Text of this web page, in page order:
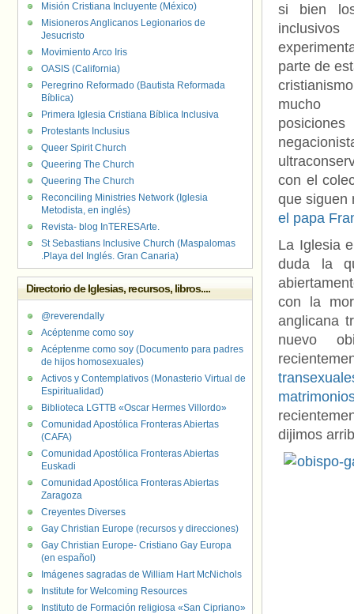
si bien
parte de
posiciones
con el
que siguen
el papa
La Iglesia
duda la
con la
anglicana
nuevo
dijimos
Misión Cristiana Incluyente (México)
Misioneros Anglicanos Legionarios de
Jesucristo
Movimiento Arco Iris
OASIS (California)
Peregrino Reformado (Bautista Reformada
Bíblica)
Primera Iglesia Cristiana Bíblica Inclusiva
Protestants Inclusius
Queer Spirit Church
Queering The Church
Queering The Church
Reconciling Ministries Network (Iglesia
Metodista, en inglés)
Revista- blog InTERESArte.
St Sebastians Inclusive Church (Maspalomas
.Playa del Inglés. Gran Canaria)
Directorio de Iglesias, recursos, libros....
@reverendally
Acéptenme como soy
Acéptenme como soy (Documento para padres
de hijos homosexuales)
Activos y Contemplativos (Monasterio Virtual de
Espiritualidad)
Biblioteca LGTTB «Oscar Hermes Villordo»
Comunidad Apostólica Fronteras Abiertas
(CAFA)
Comunidad Apostólica Fronteras Abiertas
Euskadi
Comunidad Apostólica Fronteras Abiertas
Zaragoza
Creyentes Diverses
Gay Christian Europe (recursos y direcciones)
Gay Christian Europe- Cristiano Gay Europa
(en español)
Imágenes sagradas de William Hart McNichols
Institute for Welcoming Resources
Instituto de Formación religiosa «San Cipriano»